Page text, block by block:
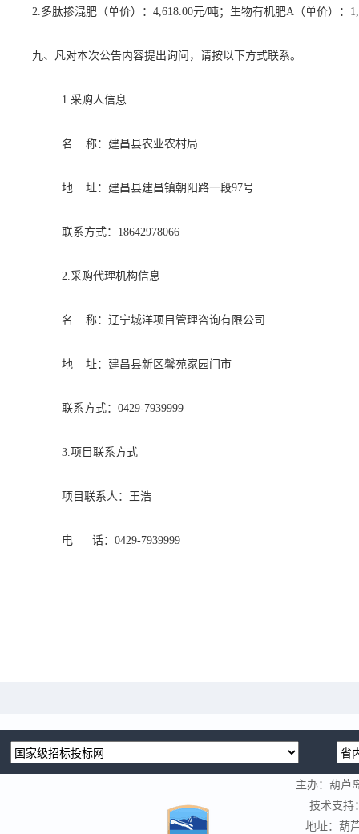
2.多肽掺混肥（单价）：4,618.00元/吨；生物有机肥A（单价）：
九、凡对本次公告内容提出询问，请按以下方式联系。
1.采购人信息
名 称：建昌县农业农村局
地 址：建昌县建昌镇朝阳路一段97号
联系方式： 18642978066
2.采购代理机构信息
名 称：辽宁城洋项目管理咨询有限公司
地 址：建昌县新区馨苑家园门市
联系方式：0429-7939999
3.项目联系方式
项目联系人：王浩
电 话：0429-7939999
主办：葫芦
技术支持
地址：葫